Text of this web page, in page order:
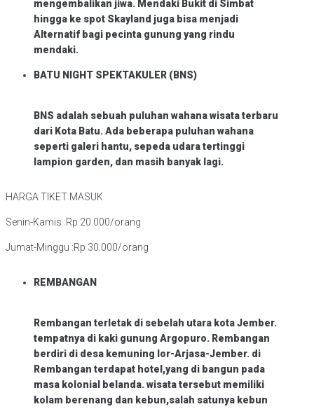
mengembalikan jiwa. Mendaki Bukit di Simbat
hingga ke spot Skayland juga bisa menjadi
Alternatif bagi pecinta gunung yang rindu
mendaki.
BATU NIGHT SPEKTAKULER (BNS)
BNS adalah sebuah puluhan wahana wisata terbaru
dari Kota Batu. Ada beberapa puluhan wahana
seperti galeri hantu, sepeda udara tertinggi
lampion garden, dan masih banyak lagi.
HARGA TIKET MASUK
Senin-Kamis :Rp 20.000/orang
Jumat-Minggu :Rp 30.000/orang
REMBANGAN
Rembangan terletak di sebelah utara kota Jember.
tempatnya di kaki gunung Argopuro. Rembangan
berdiri di desa kemuning lor-Arjasa-Jember. di
Rembangan terdapat hotel,yang di bangun pada
masa kolonial belanda. wisata tersebut memiliki
kolam berenang dan kebun,salah satunya kebun